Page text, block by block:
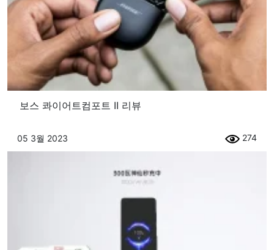
보스 콰이어트컴포트 II 리뷰
05 3월 2023 274